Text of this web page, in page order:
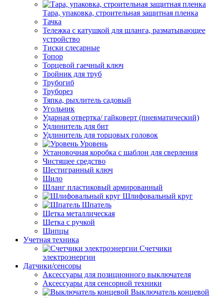
Тара, упаковка, строительная защитная пленка
Тачка
Тележка с катушкой для шланга, разматывающее
устройство
Тиски слесарные
Топор
Торцевой гаечный ключ
Тройник для труб
Трубогиб
Труборез
Тяпка, рыхлитель садовый
Угольник
Ударная отвертка/ гайковерт (пневматический)
Удлинитель для бит
Удлинитель для торцовых головок
Уровень
Установочная коробка с шаблон для сверления
Чистящее средство
Шестигранный ключ
Шило
Шланг пластиковый армированный
Шлифовальный круг
Шпатель
Щетка металлическая
Щетка с ручкой
Щипцы
Учетная техника
Счетчики
электроэнергии
Датчики/сенсоры
Аксессуары для позиционного выключателя
Аксессуары для сенсорной техники
Выключатель концевой